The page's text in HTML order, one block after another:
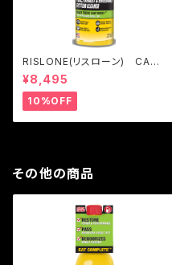
RISLONE(リスローン) CAT
コンプリート ※本製品はガソ
リン車専用です
¥8,495
10%OFF
その他の商品